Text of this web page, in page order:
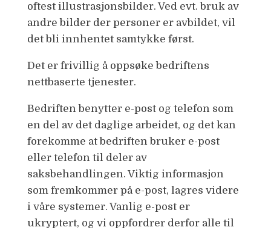
oftest illustrasjonsbilder. Ved evt. bruk av
andre bilder der personer er avbildet, vil
det bli innhentet samtykke først.
Det er frivillig å oppsøke bedriftens
nettbaserte tjenester.
Bedriften benytter e-post og telefon som
en del av det daglige arbeidet, og det kan
forekomme at bedriften bruker e-post
eller telefon til deler av
saksbehandlingen. Viktig informasjon
som fremkommer på e-post, lagres videre
i våre systemer. Vanlig e-post er
ukryptert, og vi oppfordrer derfor alle til